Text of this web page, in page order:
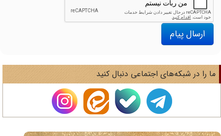
ارسال پیام
را در شبکه‌های اجتماعی دنبال کنید